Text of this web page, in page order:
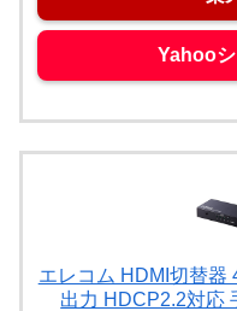
Yahoo
エレコム HDMI切替器
出力 HDCP2.2対応